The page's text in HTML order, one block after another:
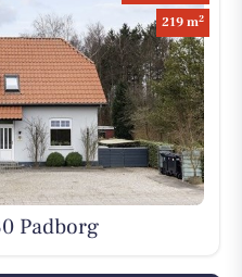
219 m2
Padborg